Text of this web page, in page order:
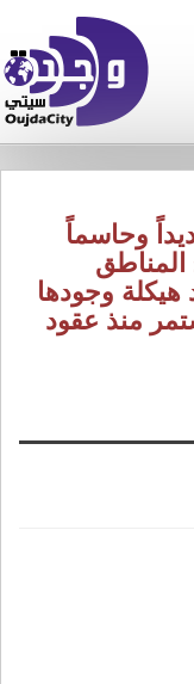
وحاسماً
هيكلة وجودها
منذ عقود